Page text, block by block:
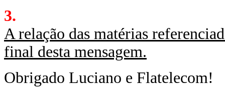
3.
A relação das matérias
final desta mensagem.
Obrigado Luciano e Flatelecom!